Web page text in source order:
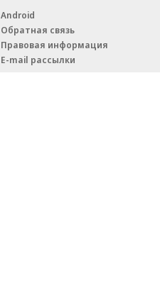
Android
Обратная связь
Правовая информация
E-mail рассылки